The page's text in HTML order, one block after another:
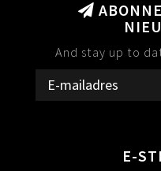
And stay up to
E-